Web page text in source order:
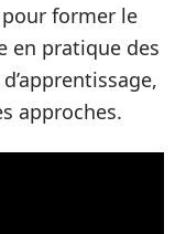
former le
en pratique des
approches.